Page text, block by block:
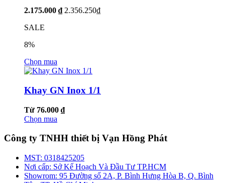
2.175.000 ₫ 2.356.250₫
SALE
8%
Chọn mua
Khay GN Inox 1/1
Từ 76.000 ₫
Chọn mua
Công ty TNHH thiết bị Vạn Hồng Phát
MST: 0318425205
Nơi cấp: Sở Kế Hoạch Và Đầu Tư TP.HCM
Showrom: 95 Đường số 2A, P. Bình Hưng Hòa B, Q. Bình